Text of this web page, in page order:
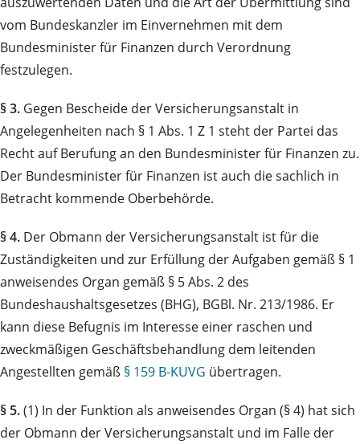
vom Bundeskanzler im Einvernehmen mit dem
Bundesminister für Finanzen durch Verordnung
festzulegen.
§ 3. Gegen Bescheide der Versicherungsanstalt in
Angelegenheiten nach § 1 Abs. 1 Z 1 steht der Partei das
Recht auf Berufung an den Bundesminister für Finanzen zu.
Der Bundesminister für Finanzen ist auch die sachlich in
Betracht kommende Oberbehörde.
§ 4. Der Obmann der Versicherungsanstalt ist für die
Zuständigkeiten und zur Erfüllung der Aufgaben gemäß § 1
anweisendes Organ gemäß § 5 Abs. 2 des
Bundeshaushaltsgesetzes (BHG), BGBl. Nr. 213/1986. Er
kann diese Befugnis im Interesse einer raschen und
zweckmäßigen Geschäftsbehandlung dem leitenden
Angestellten gemäß § 159 B-KUVG übertragen.
§ 5.(1) In der Funktion als anweisendes Organ (§ 4) hat sich
der Obmann der Versicherungsanstalt und im Falle der